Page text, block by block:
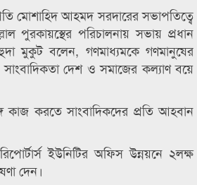
মোশাহিদ আহমদ সরদারের সভাপতিত্বে
পুরকায়স্থের পরিচালনায় সভায় প্রধান
মুকুট বলেন, গণমাধ্যমকে গণমানুষের
সাংবাদিকতা দেশ ও সমাজের কল্যাণ বয়ে
কাজ করতে সাংবাদিকদের প্রতি আহবান
ইউনিটির অফিস উন্নয়নে ২লক্ষ
দেন।